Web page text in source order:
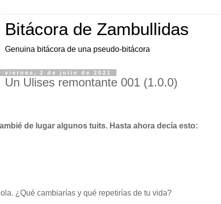
Bitácora de Zambullidas
Genuina bitácora de una pseudo-bitácora
viernes, 2 de julio de 2021
Un Ulises remontante 001 (1.0.0)
de lugar algunos tuits. Hasta ahora decía esto:
¿Qué cambiarías y qué repetirías de tu vida?